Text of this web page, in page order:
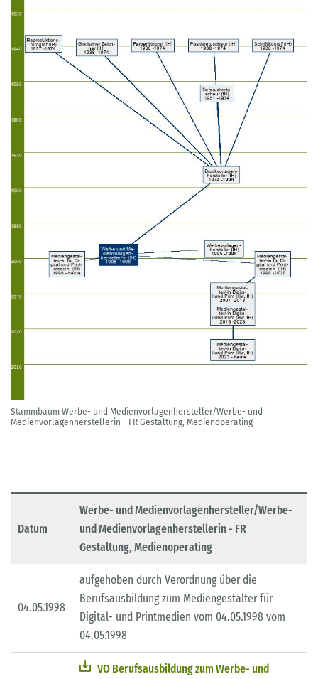
Stammbaum Werbe- und Medienvorlagenhersteller/Werbe- und
Medienvorlagenherstellerin - FR Gestaltung, Medienoperating
Datum
Werbe- und Medienvorlagenhersteller/Werbe-
und Medienvorlagenherstellerin - FR
Gestaltung, Medienoperating
04.05.1998
aufgehoben durch Verordnung über die
Berufsausbildung zum Mediengestalter für
Digital- und Printmedien vom 04.05.1998 vom
04.05.1998
VO Berufsausbildung zum Werbe- und